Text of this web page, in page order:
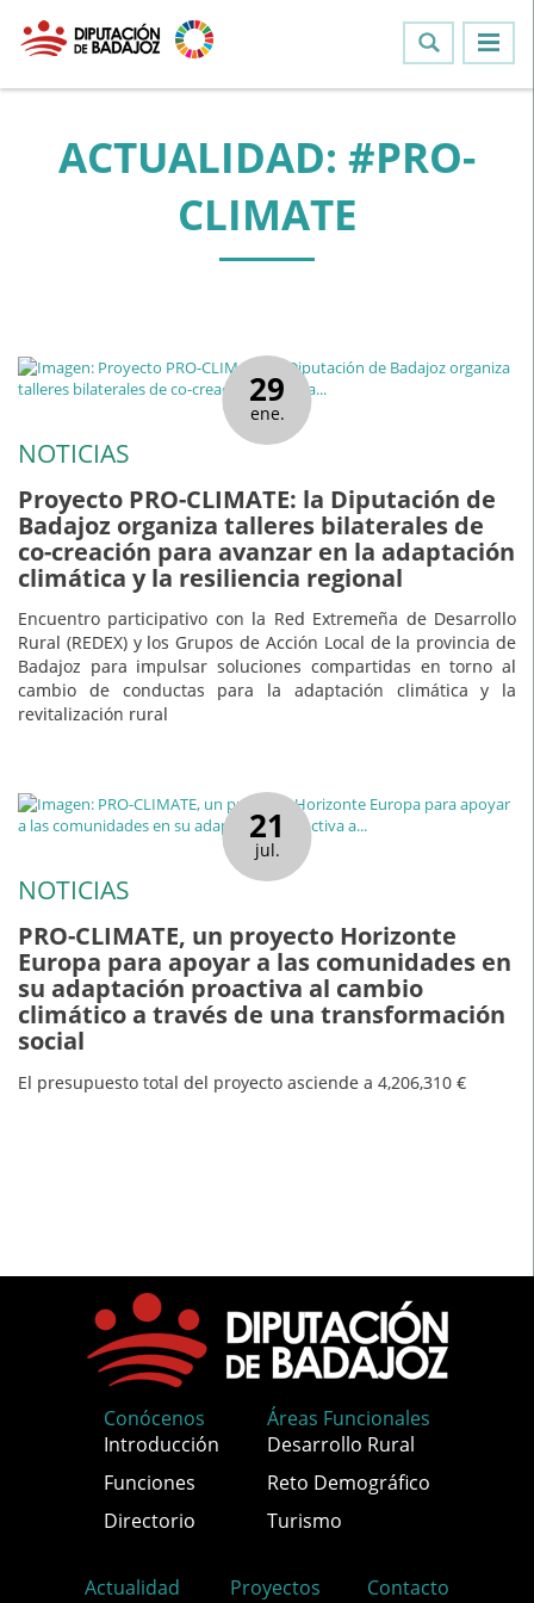
ACTUALIDAD: #PRO-
CLIMATE
29
ene.
NOTICIAS
Proyecto PRO-CLIMATE: la Diputación de
Badajoz organiza talleres bilaterales de
co-creación para avanzar en la adaptación
climática y la resiliencia regional
Encuentro participativo con la Red Extremeña de Desarrollo
Rural (REDEX) y los Grupos de Acción Local de la provincia de
Badajoz para impulsar soluciones compartidas en torno al
cambio de conductas para la adaptación climática y la
revitalización rural
21
jul.
NOTICIAS
PRO-CLIMATE, un proyecto Horizonte
Europa para apoyar a las comunidades en
su adaptación proactiva al cambio
climático a través de una transformación
social
El presupuesto total del proyecto asciende a 4,206,310 €
Conócenos
Introducción
Funciones
Directorio
Áreas Funcionales
Desarrollo Rural
Reto Demográfico
Turismo
Actualidad
Proyectos Contacto